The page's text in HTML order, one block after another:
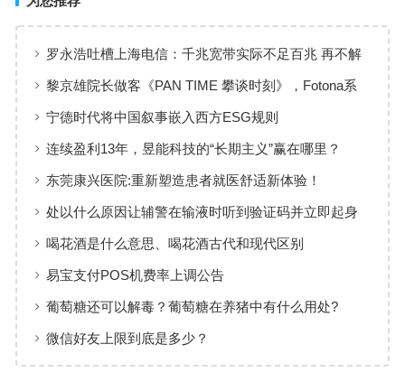
罗永浩吐槽上海电信：千兆宽带实际不足百兆 再不解
决要发疯
黎京雄院长做客《PAN TIME 攀谈时刻》，Fotona系
列是强者的游戏
宁德时代将中国叙事嵌入西方ESG规则
连续盈利13年，昱能科技的“长期主义”赢在哪里？
东莞康兴医院:重新塑造患者就医舒适新体验！
处以什么原因让辅警在输液时听到验证码并立即起身
喝花酒是什么意思、喝花酒古代和现代区别
易宝支付POS机费率上调公告
葡萄糖还可以解毒？葡萄糖在养猪中有什么用处?
微信好友上限到底是多少？